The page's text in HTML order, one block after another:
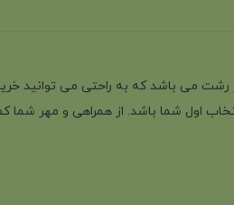
سرسبز گیلان شهر رشت می باشد که به راحتی می
اول شما باشد. از همراهی و مهر شما